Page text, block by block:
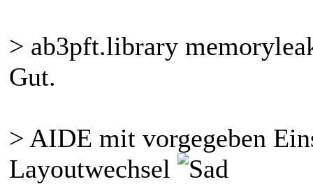
> ab3pft.library
Gut.
> AIDE mit vorgegeben
Layoutwechsel